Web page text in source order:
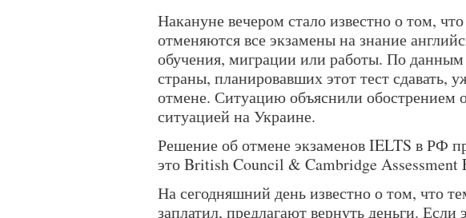
Накануне вечером стало известно о том,
отменяются все экзамены на знание
обучения, миграции или работы. По
страны, планировавших этот тест сдавать,
отмене. Ситуацию объяснили обострением
ситуацией на Украине.
Решение об отмене экзаменов IELTS в РФ
это British Council & Cambridge Assessment
На сегодняшний день известно о том, что
заплатил, предлагают вернуть деньги. Если